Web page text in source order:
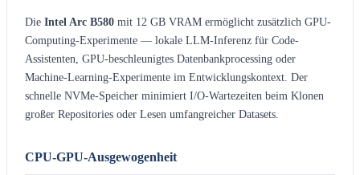
Die Intel Arc B580 mit 12 GB VRAM ermöglicht zusätzlich GPU-
Computing-Experimente — lokale LLM-Inferenz für Code-
Assistenten, GPU-beschleunigtes Datenbankprocessing oder
Machine-Learning-Experimente im Entwicklungskontext. Der
schnelle NVMe-Speicher minimiert I/O-Wartezeiten beim Klonen
großer Repositories oder Lesen umfangreicher Datasets.
CPU-GPU-Ausgewogenheit